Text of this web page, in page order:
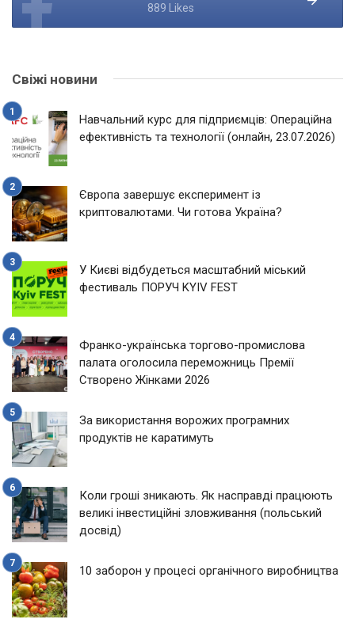
889 Likes
Свіжі новини
Навчальний курс для підприємців: Операційна
ефективність та технології (онлайн, 23.07.2026)
Європа завершує експеримент із
криптовалютами. Чи готова Україна?
У Києві відбудеться масштабний міський
фестиваль ПОРУЧ KYIV FEST
Франко-українська торгово-промислова
палата оголосила переможниць Премії
Створено Жінками 2026
За використання ворожих програмних
продуктів не каратимуть
Коли гроші зникають. Як насправді працюють
великі інвестиційні зловживання (польський
досвід)
10 заборон у процесі органічного виробництва